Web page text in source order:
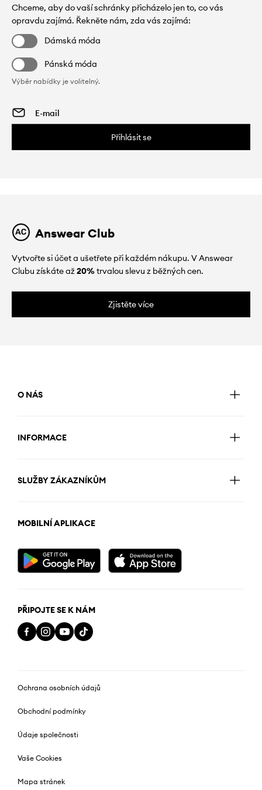
Chceme, aby do vaší schránky přicházelo jen to, co vás
opravdu zajímá. Řekněte nám, zda vás zajímá:
Dámská móda
Pánská móda
Výběr nabídky je volitelný.
Přihlásit se
Answear Club
Vytvořte si účet a ušetřete při každém nákupu. V Answear
Clubu získáte až20%trvalou slevu z běžných cen.
Zjistěte více
O NÁS
INFORMACE
SLUŽBY ZÁKAZNÍKŮM
MOBILNÍ APLIKACE
PŘIPOJTE SE K NÁM
Ochrana osobních údajů
Obchodní podmínky
Údaje společnosti
Vaše Cookies
Mapa stránek